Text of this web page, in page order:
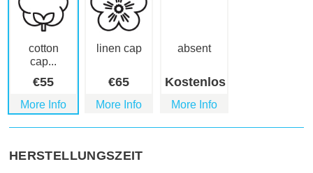
cotton
cap...
€55
More Info
linen cap
€65
More Info
absent
Kostenlos
More Info
HERSTELLUNGSZEIT